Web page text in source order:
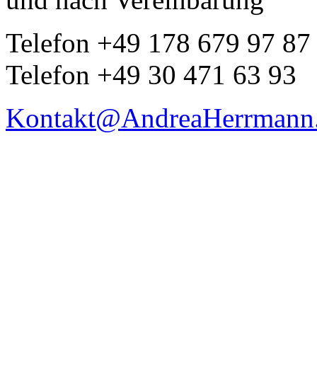
Telefon +49 178 679 97 87
Telefon +49 30 471 63 93